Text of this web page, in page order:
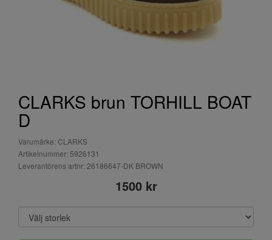
CLARKS brun TORHILL BOAT
D
Varumärke: CLARKS
Artikelnummer: 5926131
Leverantörens artnr: 26186647-DK BROWN
1500 kr